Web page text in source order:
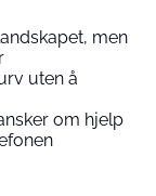
men
uten å
om hjelp